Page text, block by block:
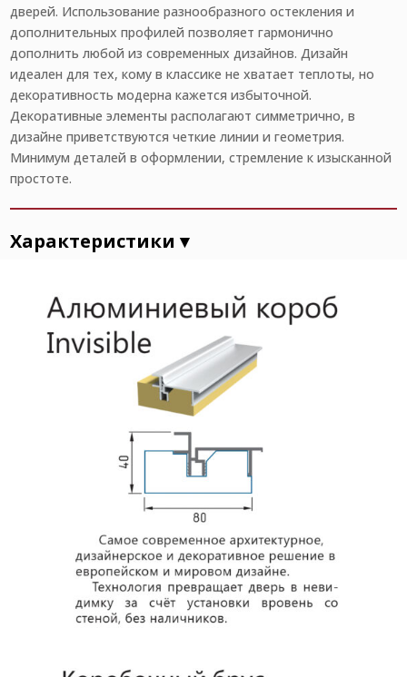
дверей. Использование разнообразного остекления и
дополнительных профилей позволяет гармонично
дополнить любой из современных дизайнов. Дизайн
идеален для тех, кому в классике не хватает теплоты, но
декоративность модерна кажется избыточной.
Декоративные элементы располагают симметрично, в
дизайне приветствуются четкие линии и геометрия.
Минимум деталей в оформлении, стремление к изысканной
простоте.
Характеристики ▾